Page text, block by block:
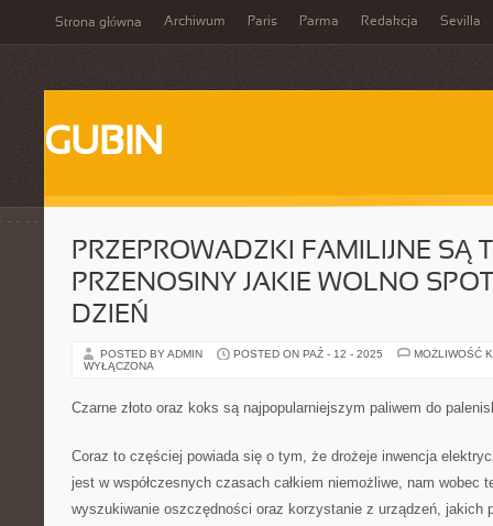
Strona główna Archiwum Paris Parma Redakcja Sevilla
GUBIN
PRZEPROWADZKI FAMILIJNE SĄ
PRZENOSINY JAKIE WOLNO
DZIEŃ
POSTED BY ADMIN POSTED ON PAŹ - 12 - 2025
MOŻLIWOŚĆ
WYŁĄCZONA
Czarne złoto oraz koks są najpopularniejszym paliwem do
Coraz to częściej powiada się o tym, że drożeje inwencja
jest w współczesnych czasach całkiem niemożliwe, nam wobec
wyszukiwanie oszczędności oraz korzystanie z urządzeń, jakich